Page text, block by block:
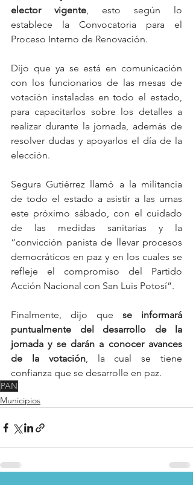
elector vigente, esto según lo
establece la Convocatoria para el
Proceso Interno de Renovación.
Dijo que ya se está en comunicación
con los funcionarios de las mesas de
votación instaladas en todo el estado,
para capacitarlos sobre los detalles a
realizar durante la jornada, además de
resolver dudas y apoyarlos el día de la
elección.
Segura Gutiérrez llamó a la militancia
de todo el estado a asistir a las urnas
este próximo sábado, con el cuidado
de las medidas sanitarias y la
“convicción panista de llevar procesos
democráticos en paz y en los cuales se
refleje el compromiso del Partido
Acción Nacional con San Luis Potosí”.
Finalmente, dijo que se informará
puntualmente del desarrollo de la
jornada y se darán a conocer avances
de la votación, la cual se tiene
confianza que se desarrolle en paz.
PAN
Municipios